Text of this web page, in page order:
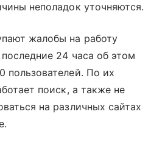
неполадок уточняются.
жалобы на работу
24 часа об этом
пользователей. По их
поиск, а также не
на различных сайтах